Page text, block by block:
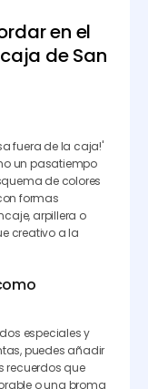
en el
de San
fuera de la caja!'
un pasatiempo
de colores
formas
arpillera o
creativo a la
especiales y
puedes añadir
recuerdos que
o una broma